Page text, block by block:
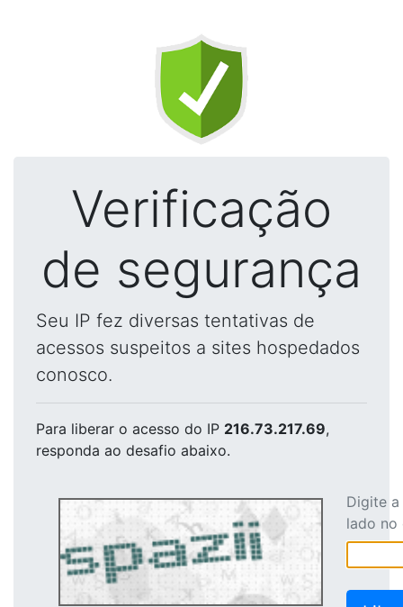
Verificação
de segurança
Seu IP fez diversas tentativas de
acessos suspeitos a sites hospedados
conosco.
Para liberar o acesso do IP 216.73.217.69,
responda ao desafio abaixo.
Digite
lado no